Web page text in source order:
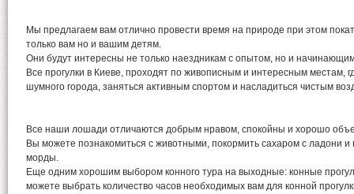
Мы предлагаем вам отлично провести время на природе при этом
только вам но и вашим детям.
Они будут интересны не только наездникам с опытом, но и
Все прогулки в Киеве, проходят по живописным и интересным местам,
шумного города, заняться активным спортом и насладиться чистым
Все наши лошади отличаются добрым нравом, спокойны и хорошо
Вы можете познакомиться с животными, покормить сахаром с ладони и
морды.
Еще одним хорошим выбором конного тура на выходные: конные
можете выбрать количество часов необходимых вам для конной